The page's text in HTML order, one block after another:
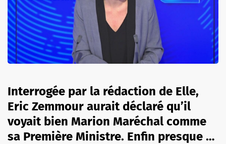
Interrogée par la rédaction de Elle,
Eric Zemmour aurait déclaré qu’il
voyait bien Marion Maréchal comme
sa Première Ministre. Enfin presque …